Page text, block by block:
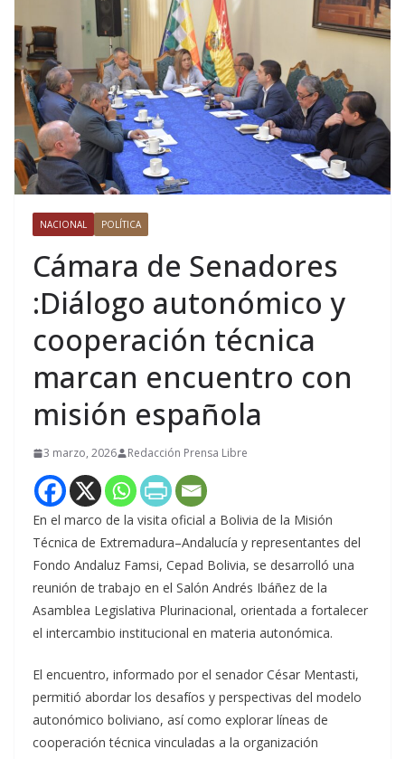
NACIONAL POLÍTICA
Cámara de Senadores
:Diálogo autonómico y
cooperación técnica
marcan encuentro con
misión española
3 marzo, 2026 Redacción Prensa Libre
En el marco de la visita oficial a Bolivia de la Misión
Técnica de Extremadura–Andalucía y representantes del
Fondo Andaluz Famsi, Cepad Bolivia, se desarrolló una
reunión de trabajo en el Salón Andrés Ibáñez de la
Asamblea Legislativa Plurinacional, orientada a fortalecer
el intercambio institucional en materia autonómica.
El encuentro, informado por el senador César Mentasti,
permitió abordar los desafíos y perspectivas del modelo
autonómico boliviano, así como explorar líneas de
cooperación técnica vinculadas a la organización